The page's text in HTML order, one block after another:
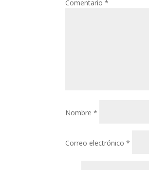
Comentario*
Nombre*
Correo electrónico*